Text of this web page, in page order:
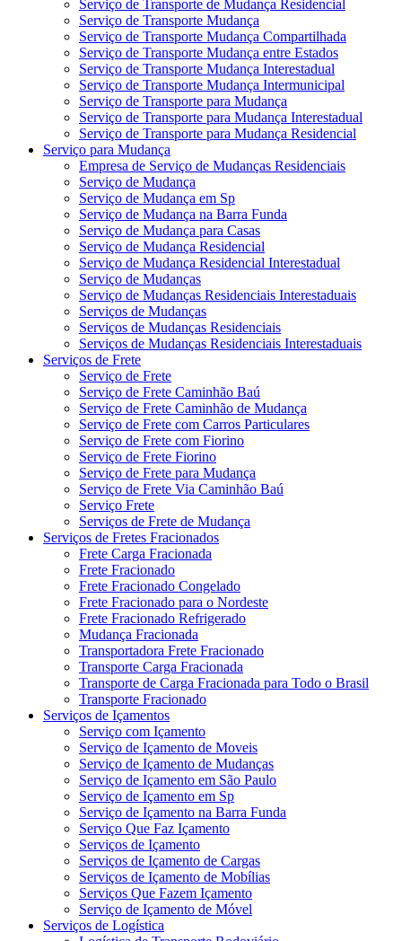
Serviço de Transporte de Mudança Residencial
Serviço de Transporte Mudança
Serviço de Transporte Mudança Compartilhada
Serviço de Transporte Mudança entre Estados
Serviço de Transporte Mudança Interestadual
Serviço de Transporte Mudança Intermunicipal
Serviço de Transporte para Mudança
Serviço de Transporte para Mudança Interestadual
Serviço de Transporte para Mudança Residencial
Serviço para Mudança
Empresa de Serviço de Mudanças Residenciais
Serviço de Mudança
Serviço de Mudança em Sp
Serviço de Mudança na Barra Funda
Serviço de Mudança para Casas
Serviço de Mudança Residencial
Serviço de Mudança Residencial Interestadual
Serviço de Mudanças
Serviço de Mudanças Residenciais Interestaduais
Serviços de Mudanças
Serviços de Mudanças Residenciais
Serviços de Mudanças Residenciais Interestaduais
Serviços de Frete
Serviço de Frete
Serviço de Frete Caminhão Baú
Serviço de Frete Caminhão de Mudança
Serviço de Frete com Carros Particulares
Serviço de Frete com Fiorino
Serviço de Frete Fiorino
Serviço de Frete para Mudança
Serviço de Frete Via Caminhão Baú
Serviço Frete
Serviços de Frete de Mudança
Serviços de Fretes Fracionados
Frete Carga Fracionada
Frete Fracionado
Frete Fracionado Congelado
Frete Fracionado para o Nordeste
Frete Fracionado Refrigerado
Mudança Fracionada
Transportadora Frete Fracionado
Transporte Carga Fracionada
Transporte de Carga Fracionada para Todo o Brasil
Transporte Fracionado
Serviços de Içamentos
Serviço com Içamento
Serviço de Içamento de Moveis
Serviço de Içamento de Mudanças
Serviço de Içamento em São Paulo
Serviço de Içamento em Sp
Serviço de Içamento na Barra Funda
Serviço Que Faz Içamento
Serviços de Içamento
Serviços de Içamento de Cargas
Serviços de Içamento de Mobílias
Serviços Que Fazem Içamento
Serviço de Içamento de Móvel
Serviços de Logística